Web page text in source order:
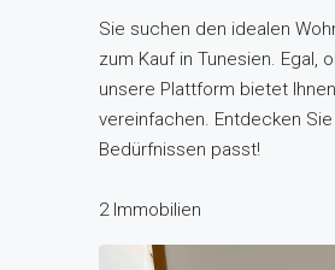
Sie suchen den idealen
zum Kauf in Tunesien.
unsere Plattform bietet
vereinfachen. Entdecken
Bedürfnissen passt!
2 Immobilien